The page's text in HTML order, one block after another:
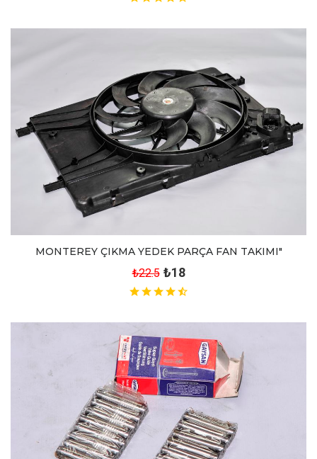
MONTEREY ÇIKMA YEDEK PARÇA FAN TAKIMI"
₺22.5 ₺18